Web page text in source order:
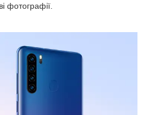
фотографії.